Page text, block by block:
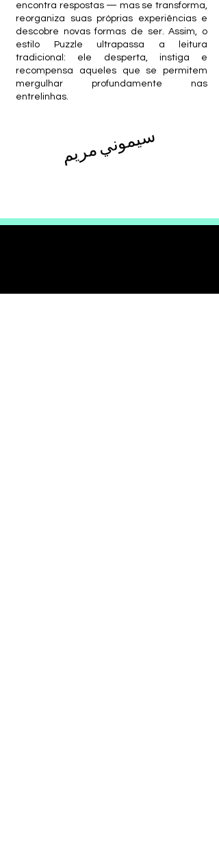
encontra respostas — mas se transforma,
reorganiza suas próprias experiências e
descobre novas formas de ser. Assim, o
estilo Puzzle ultrapassa a leitura
tradicional: ele desperta, instiga e
recompensa aqueles que se permitem
mergulhar profundamente nas
entrelinhas.
سيموني مريم